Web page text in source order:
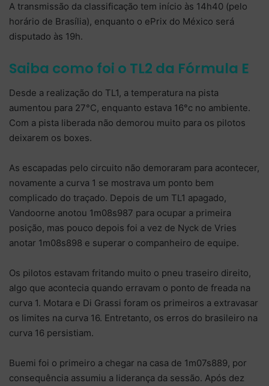
A transmissão da classificação tem início às 14h40 (pelo
horário de Brasília), enquanto o ePrix do México será
disputado às 19h.
Saiba como foi o TL2 da Fórmula E
Desde a realização do TL1, a temperatura na pista
aumentou para 27°C, enquanto estava 16°c no ambiente.
Com a pista liberada não demorou muito para os pilotos
deixarem os boxes.
As escapadas pelo circuito não demoraram para acontecer,
novamente a curva 1 se mostrava um ponto bem
complicado do traçado. Depois de um TL1 apagado,
Vandoorne anotou 1m08s987 para ocupar a primeira
posição, mas pouco depois foi a vez de Nyck de Vries
anotar 1m08s898 e superar o companheiro de equipe.
Os pilotos estavam fritando muito o pneu traseiro direito,
algo que acontecia quando erravam o ponto de freada na
curva 1. Motara e Di Grassi foram os primeiros a extravasar
os limites na curva 16. Entretanto, os erros do brasileiro na
curva 16 persistiam.
Buemi foi o primeiro a chegar na casa de 1m07s889, por
consequência assumiu a liderança da sessão. Após dez